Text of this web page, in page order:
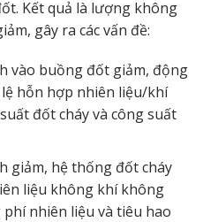
Kết quả là lượng không
gây ra các vấn đề:
vào buồng đốt giảm, động
hỗn hợp nhiên liệu/khí
đốt cháy và công suất
giảm, hệ thống đốt cháy
liệu không khí không
nhiên liệu và tiêu hao